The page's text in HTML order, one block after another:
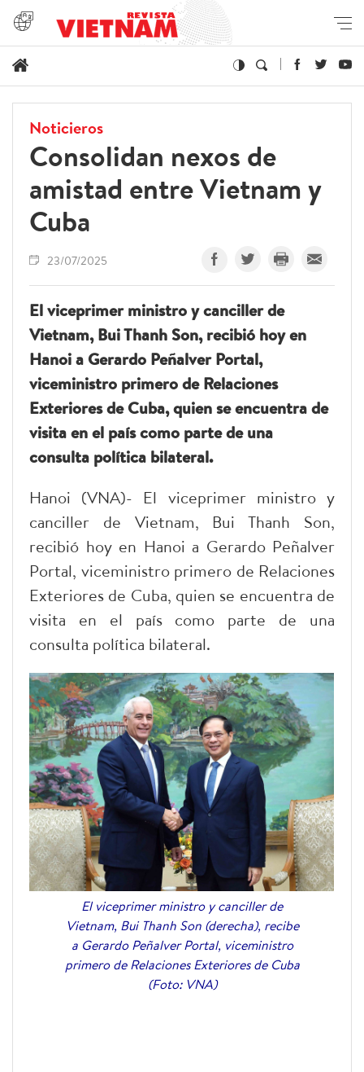
Noticieros
Consolidan nexos de
amistad entre Vietnam y
Cuba
23/07/2025
El viceprimer ministro y canciller de
Vietnam, Bui Thanh Son, recibió hoy en
Hanoi a Gerardo Peñalver Portal,
viceministro primero de Relaciones
Exteriores de Cuba, quien se encuentra de
visita en el país como parte de una
consulta política bilateral.
Hanoi (VNA)- El viceprimer ministro y
canciller de Vietnam, Bui Thanh Son,
recibió hoy en Hanoi a Gerardo Peñalver
Portal, viceministro primero de Relaciones
Exteriores de Cuba, quien se encuentra de
visita en el país como parte de una
consulta política bilateral.
El viceprimer ministro y canciller de
Vietnam, Bui Thanh Son (derecha), recibe
a Gerardo Peñalver Portal, viceministro
primero de Relaciones Exteriores de Cuba
(Foto: VNA)